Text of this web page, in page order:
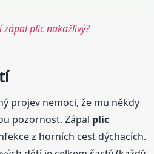
zápal plic nakažlivý?
projev nemoci, že mu někdy
pozornost. Zápal plic
z horních cest dýchacích.